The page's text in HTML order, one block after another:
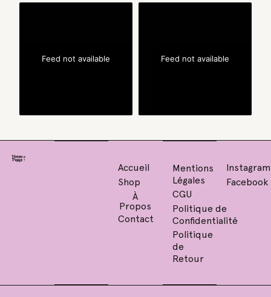
Feed not available Feed not available
Accueil
Shop
À
Propos
Contact
Mentions
Légales
CGU
Politique de
Confidentialité
Politique
de
Retour
Instagram
Facebook